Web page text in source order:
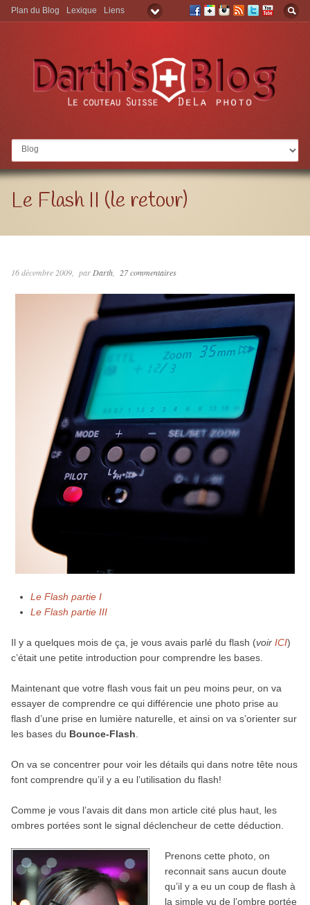
Aller à:
Plan du Blog Lexique Liens
Le Flash II (le retour)
16 décembre 2009 parDarth 27 commentaires
Le Flash partie I
Le Flash partie III
Il y a quelques mois de ça, je vous avais parlé du flash (voir ICI)
c’était une petite introduction pour comprendre les bases.
Maintenant que votre flash vous fait un peu moins peur, on va
essayer de comprendre ce qui différencie une photo prise au
flash d’une prise en lumière naturelle, et ainsi on va s’orienter sur
les bases du Bounce-Flash.
On va se concentrer pour voir les détails qui dans notre tête nous
font comprendre qu’il y a eu l’utilisation du flash!
Comme je vous l’avais dit dans mon article cité plus haut, les
ombres portées sont le signal déclencheur de cette déduction.
Prenons cette photo, on
reconnait sans aucun doute
qu’il y a eu un coup de flash à
la simple vu de l’ombre portée